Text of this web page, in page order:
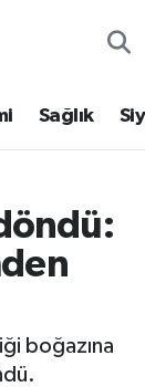
Sağlık
boğazına